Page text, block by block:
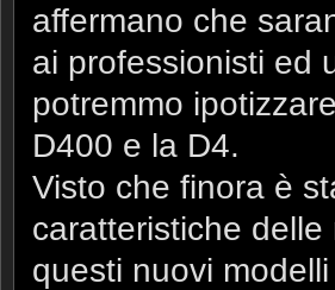
affermano che
ai professionisti ed
potremmo
D400 e la D4.
Visto che finora è
caratteristiche
questi nuovi